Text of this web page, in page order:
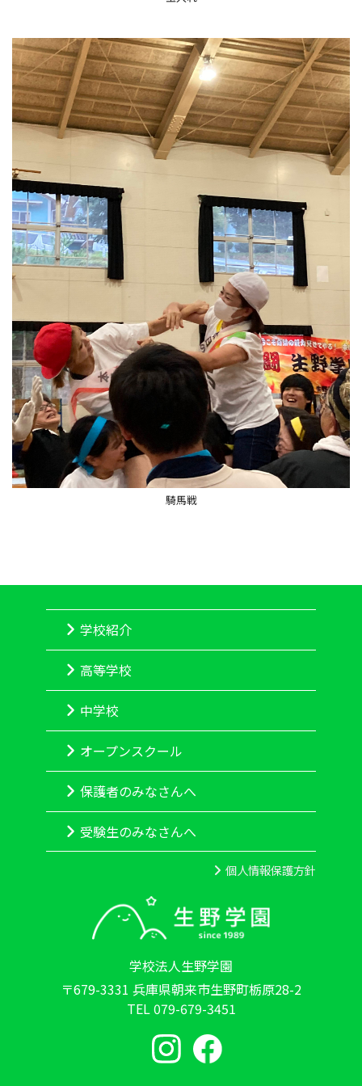
騎馬戦
学校紹介
高等学校
中学校
オープンスクール
保護者のみなさんへ
受験生のみなさんへ
個人情報保護方針
学校法人生野学園
〒679-3331 兵庫県朝来市生野町栃原28-2
TEL 079-679-3451